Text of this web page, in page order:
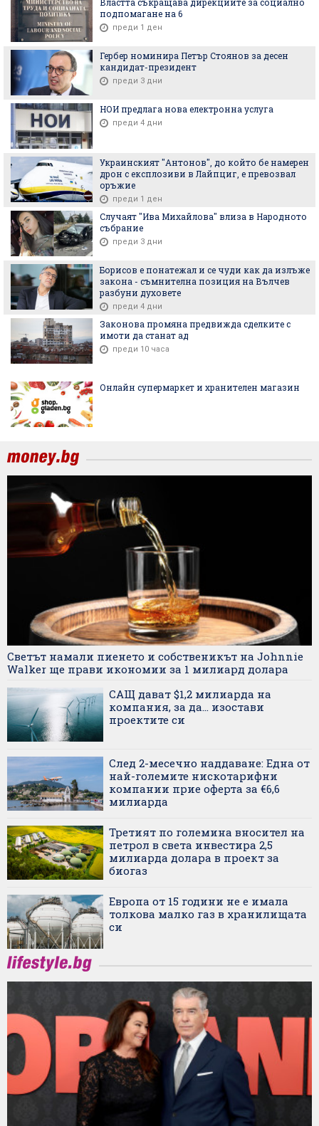
подпомагане на 6
преди 1 ден
Гербер номинира Петър Стоянов за десен
кандидат-президент
преди 3 дни
НОИ предлага нова електронна услуга
преди 4 дни
Украинският "Антонов", до който бе намерен
дрон с експлозиви в Лайпциг, е превозвал
оръжие
преди 1 ден
Случаят "Ива Михайлова" влиза в Народното
събрание
преди 3 дни
Борисов е понатежал и се чуди как да излъже
закона - съмнителна позиция на Вълчев
разбуни духовете
преди 4 дни
Законова промяна предвижда сделките с
имоти да станат ад
преди 10 часа
Онлайн супермаркет и хранителен магазин
Светът намали пиенето и собственикът на Johnnie
Walker ще прави икономии за 1 милиард долара
САЩ дават $1,2 милиарда на
компания, за да... изостави
проектите си
След 2-месечно наддаване: Една от
най-големите нискотарифни
компании прие оферта за €6,6
милиарда
Третият по големина вносител на
петрол в света инвестира 2,5
милиарда долара в проект за
биогаз
Европа от 15 години не е имала
толкова малко газ в хранилищата
си